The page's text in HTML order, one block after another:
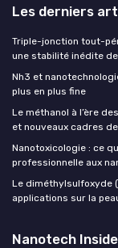
Les derniers
Triple-jonction tout-
une stabilité inédite
Nh3 et
plus en plus fine
Le méthanol à l’ère
et nouveaux cadres
Nanotoxicologie : ce
professionnelle aux
Le diméthylsulfoxyde
applications sur la
Nanotech